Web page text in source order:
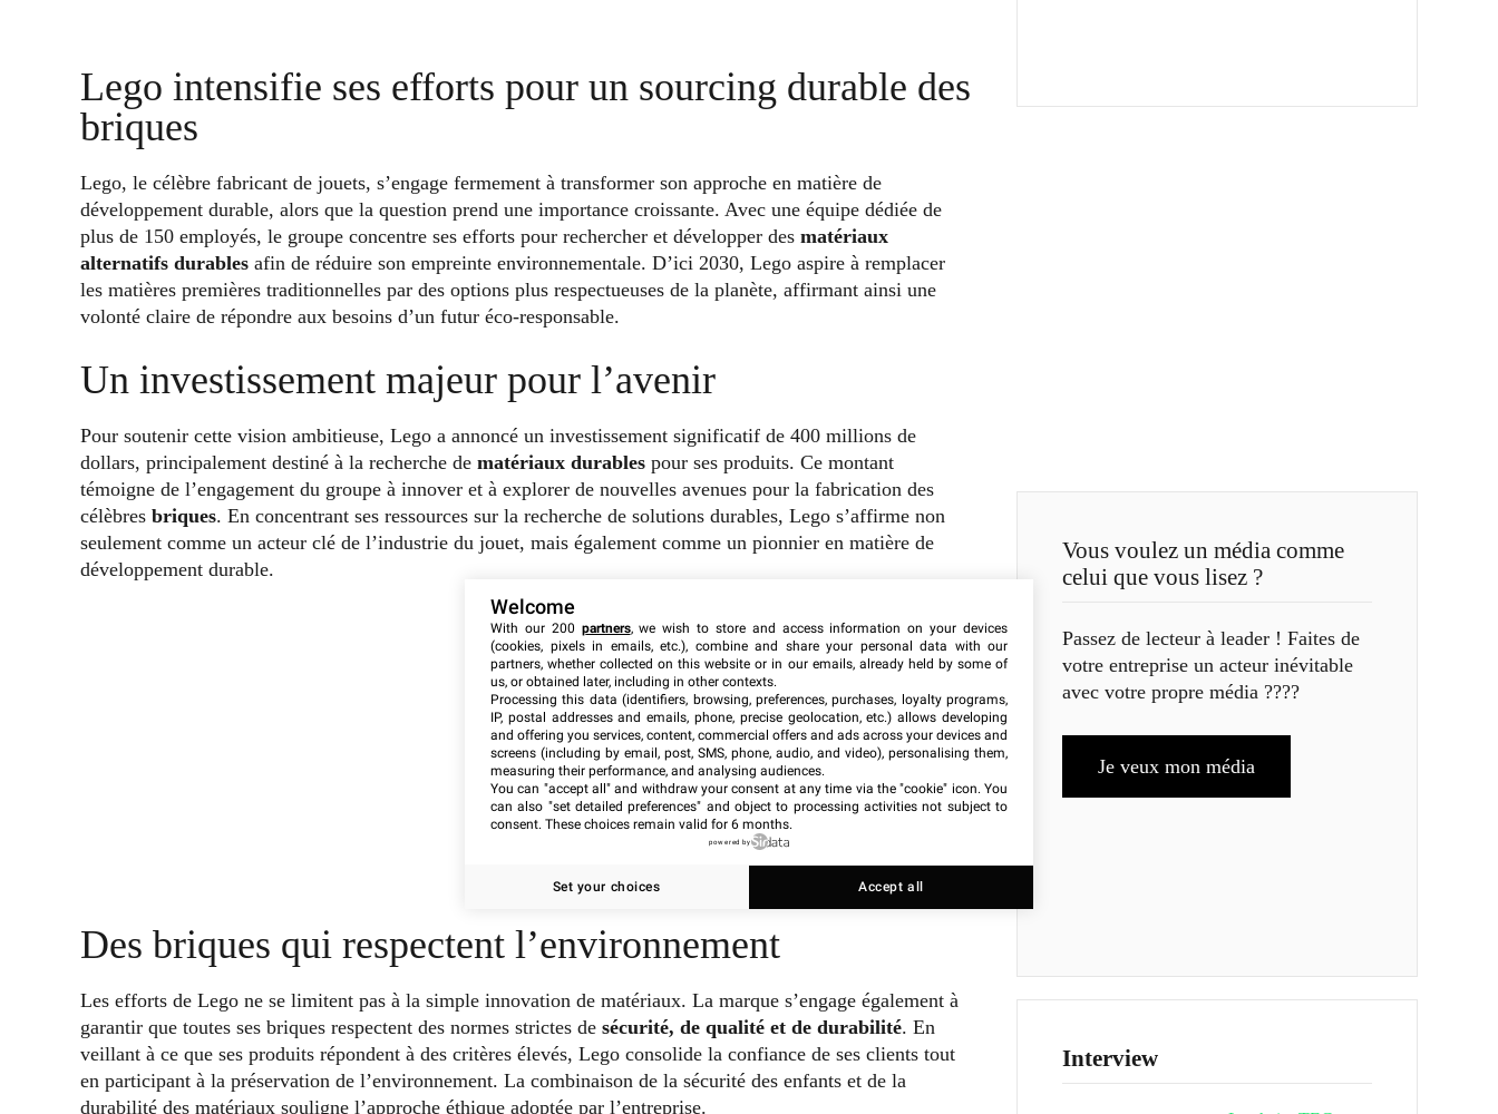
Lego intensifie ses efforts pour un sourcing durable des
briques
Lego, le célèbre fabricant de jouets, s’engage fermement à transformer son approche en matière de
développement durable, alors que la question prend une importance croissante. Avec une équipe dédiée de
plus de 150 employés, le groupe concentre ses efforts pour rechercher et développer des matériaux
alternatifs durables afin de réduire son empreinte environnementale. D’ici 2030, Lego aspire à remplacer
les matières premières traditionnelles par des options plus respectueuses de la planète, affirmant ainsi une
volonté claire de répondre aux besoins d’un futur éco-responsable.
Un investissement majeur pour l’avenir
Pour soutenir cette vision ambitieuse, Lego a annoncé un investissement significatif de 400 millions de
dollars, principalement destiné à la recherche de matériaux durables pour ses produits. Ce montant
témoigne de l’engagement du groupe à innover et à explorer de nouvelles avenues pour la fabrication des
célèbres briques. En concentrant ses ressources sur la recherche de solutions durables, Lego s’affirme non
seulement comme un acteur clé de l’industrie du jouet, mais également comme un pionnier en matière de
développement durable.
Des briques qui respectent l’environnement
Les efforts de Lego ne se limitent pas à la simple innovation de matériaux. La marque s’engage également à
garantir que toutes ses briques respectent des normes strictes de sécurité, de qualité et de durabilité. En
veillant à ce que ses produits répondent à des critères élevés, Lego consolide la confiance de ses clients tout
en participant à la préservation de l’environnement. La combinaison de la sécurité des enfants et de la
durabilité des matériaux souligne l’approche éthique adoptée par l’entreprise.
Vous voulez un média comme
celui que vous lisez ?
Passez de lecteur à leader ! Faites de
votre entreprise un acteur inévitable
avec votre propre média ????
Je veux mon média
Interview
Welcome
With our 200 partners, we wish to store and access information on your devices
(cookies, pixels in emails, etc.), combine and share your personal data with our
partners, whether collected on this website or in our emails, already held by some of
us, or obtained later, including in other contexts.
Processing this data (identifiers, browsing, preferences, purchases, loyalty programs,
IP, postal addresses and emails, phone, precise geolocation, etc.) allows developing
and offering you services, content, commercial offers and ads across your devices and
screens (including by email, post, SMS, phone, audio, and video), personalising them,
measuring their performance, and analysing audiences.
You can "accept all" and withdraw your consent at any time via the "cookie" icon. You
can also "set detailed preferences" and object to processing activities not subject to
consent. These choices remain valid for 6 months.
powered by
Set your choices Accept all